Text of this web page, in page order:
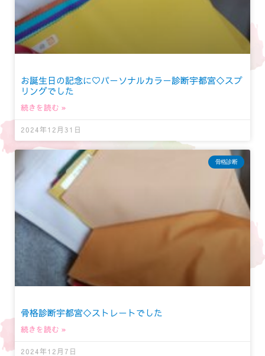
お誕生日の記念に♡パーソナルカラー診断宇都宮◇スプ
リングでした
続きを読む »
2024年12月31日
骨格診断
骨格診断宇都宮◇ストレートでした
続きを読む »
2024年12月7日